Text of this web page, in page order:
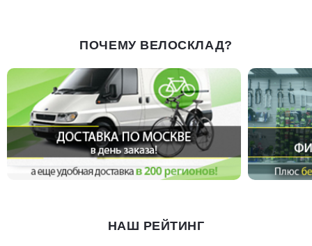
ПОЧЕМУ ВЕЛОСКЛАД?
НАШ РЕЙТИНГ